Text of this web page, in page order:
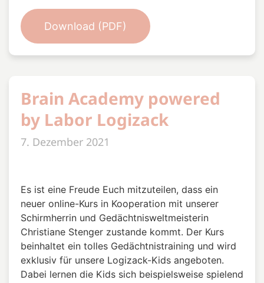
Download (PDF)
Brain Academy powered
by Labor Logizack
7. Dezember 2021
Es ist eine Freude Euch mitzuteilen, dass ein
neuer online-Kurs in Kooperation mit unserer
Schirmherrin und Gedächtnisweltmeisterin
Christiane Stenger zustande kommt. Der Kurs
beinhaltet ein tolles Gedächtnistraining und wird
exklusiv für unsere Logizack-Kids angeboten.
Dabei lernen die Kids sich beispielsweise spielend